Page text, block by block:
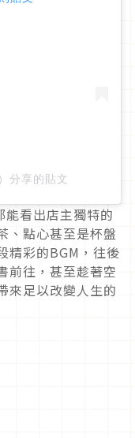
分享的貼文
看出店主獨特的
、點心甚至是杯盤
精彩的BGM，往後
前往，甚至趁著空
來足以改變人生的